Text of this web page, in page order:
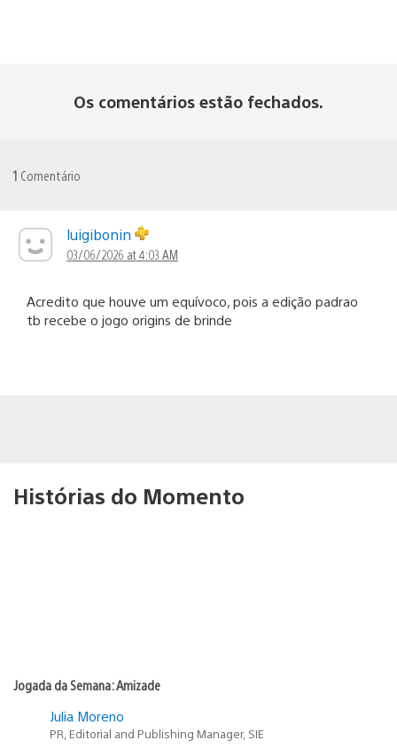
Os comentários estão fechados.
1 Comentário
luigibonin
03/06/2026 at 4:03 AM
Acredito que houve um equívoco, pois a edição padrao
tb recebe o jogo origins de brinde
Histórias do Momento
Jogada da Semana: Amizade
Julia Moreno
PR, Editorial and Publishing Manager, SIE